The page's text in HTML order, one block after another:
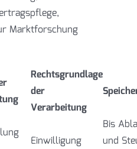
Marktforschung
Rechtsgrundlage
der
Verarbeitung
Einwilligung
Bis
und